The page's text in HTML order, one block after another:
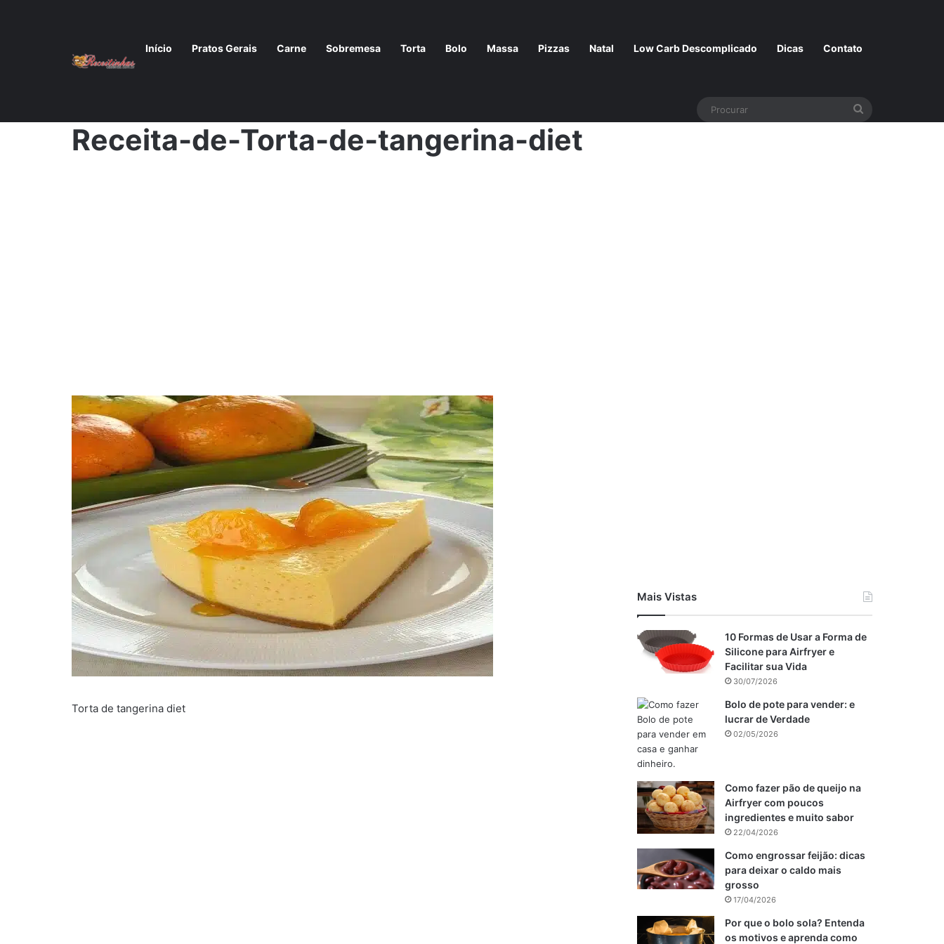
Início Pratos Gerais Carne Sobremesa Torta Bolo Massa Pizzas Natal Low Carb Descomplicado Dicas Contato
Receita-de-Torta-de-tangerina-diet
Torta de tangerina diet
Mais Vistas
10 Formas de Usar a Forma de
Silicone para Airfryer e
Facilitar sua Vida
30/07/2026
Bolo de pote para vender: e
lucrar de Verdade
02/05/2026
Como fazer pão de queijo na
Airfryer com poucos
ingredientes e muito sabor
22/04/2026
Como engrossar feijão: dicas
para deixar o caldo mais
grosso
17/04/2026
Por que o bolo sola? Entenda
os motivos e aprenda como